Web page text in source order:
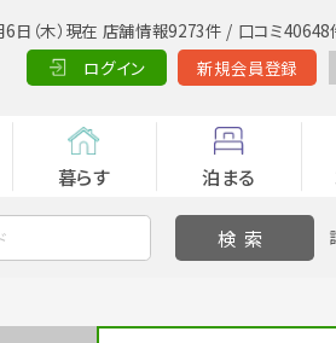
6日（木）現在 店舗情報9273件 / 口コミ
ログイン
新規会員登録
暮らす 泊まる